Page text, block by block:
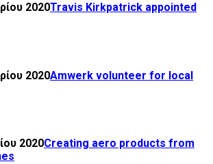
2020Travis Kirkpatrick appointed
2020Amwerk volunteer for local
2020Creating aero products from